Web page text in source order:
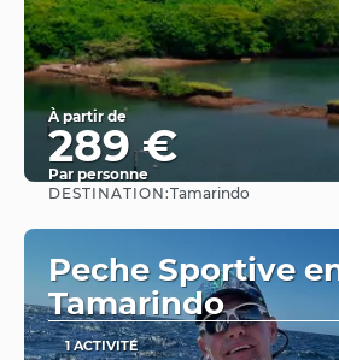
À partir de
289 €
Par personne
Afficher
DESTINATION:Tamarindo
Peche Sportive
Tamarindo
1 ACTIVITÉ